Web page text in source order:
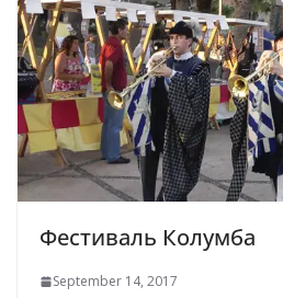
Фестиваль Колумба
September 14, 2017